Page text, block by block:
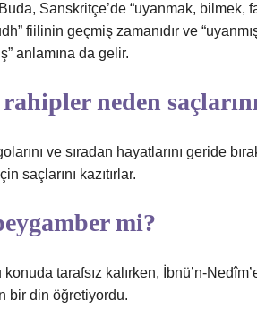
Sanskritçe’de “uyanmak, bilmek,
fiilinin geçmiş zamanıdır ve
anlamına da gelir.
neden
ve sıradan hayatlarını geride
saçlarını kazıtırlar.
mi?
tarafsız kalırken, İbnü’n-
bir din öğretiyordu.